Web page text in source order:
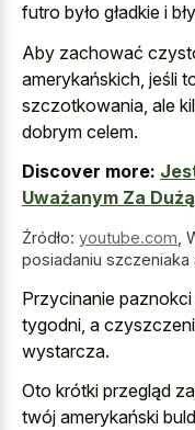
futro było gładkie i
Aby zachować
amerykańskich, jeśli
szczotkowania, ale
dobrym celem.
Discover more:
Uważanym Za
Źródło: youtube.com
posiadaniu
Przycinanie
tygodni, a
wystarcza.
Oto krótki przegląd
twój amerykański